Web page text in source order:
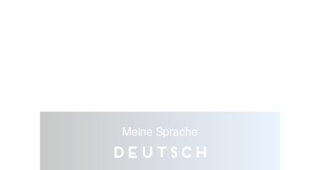
Meine Sprache
Deutsch